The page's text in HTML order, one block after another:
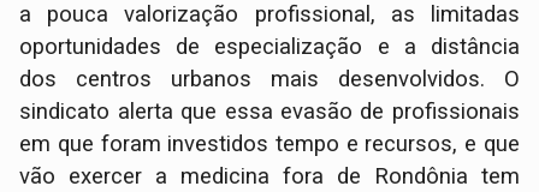
a pouca valorização profissional, as limitadas
oportunidades de especialização e a distância
dos centros urbanos mais desenvolvidos. O
sindicato alerta que essa evasão de profissionais
em que foram investidos tempo e recursos, e que
vão exercer a medicina fora de Rondônia tem